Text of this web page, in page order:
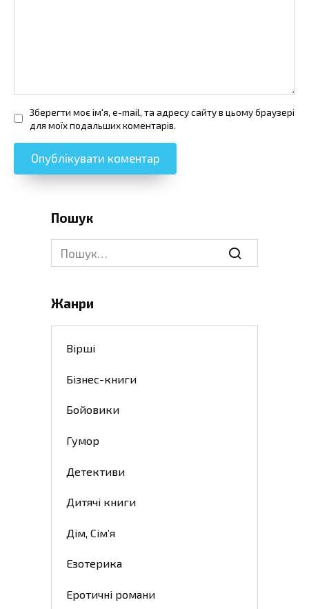
Зберегти моє ім'я, e-mail, та адресу сайту в цьому браузері
для моїх подальших коментарів.
Пошук
Search
for:
Жанри
Вірші
Бізнес-книги
Бойовики
Гумор
Детективи
Дитячі книги
Дім, Сім’я
Езотерика
Еротичні романи